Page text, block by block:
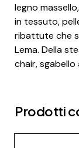
legno
in tessuto,
ribattute che
Lema. Della
chair,
Prodotti